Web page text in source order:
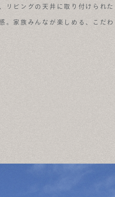
リビングの天井に取り付けられた
。家族みんなが楽しめる、こだわ